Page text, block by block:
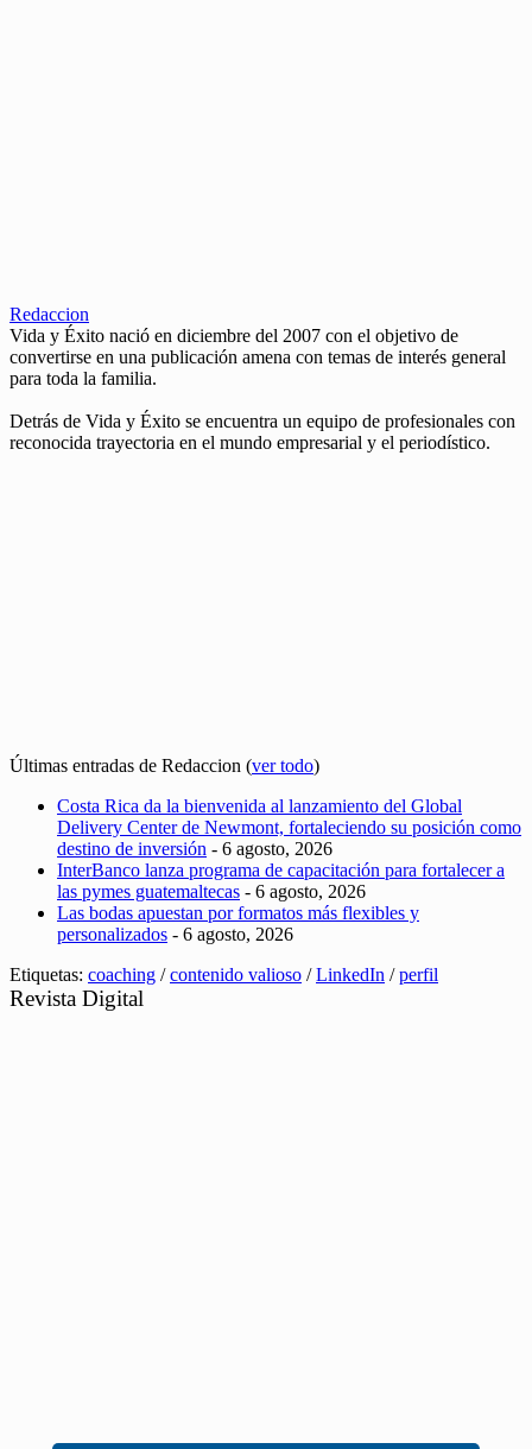
Redaccion
Vida y Éxito nació en diciembre del 2007 con el objetivo de
convertirse en una publicación amena con temas de interés general
para toda la familia.
Detrás de Vida y Éxito se encuentra un equipo de profesionales con
reconocida trayectoria en el mundo empresarial y el periodístico.
Últimas entradas de Redaccion (ver todo)
Costa Rica da la bienvenida al lanzamiento del Global
Delivery Center de Newmont, fortaleciendo su posición como
destino de inversión - 6 agosto, 2026
InterBanco lanza programa de capacitación para fortalecer a
las pymes guatemaltecas - 6 agosto, 2026
Las bodas apuestan por formatos más flexibles y
personalizados - 6 agosto, 2026
Etiquetas: coaching /contenido valioso /LinkedIn /perfil
Revista Digital